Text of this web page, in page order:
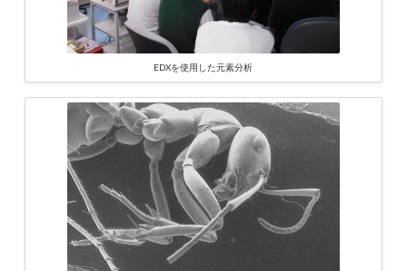
EDXを使用した元素分析